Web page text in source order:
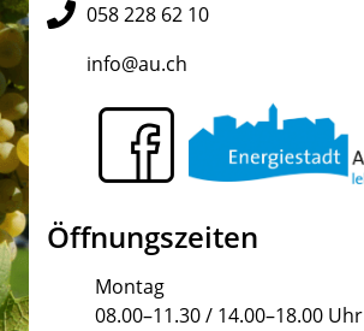
058 228 62 10
info@au.ch
Öffnungszeiten
Montag
08.00–11.30 / 14.00–18.00 Uhr